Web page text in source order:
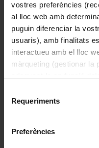
vostres preferències
al lloc web amb
puguin diferenciar la
usuaris), amb finalitats
interactueu amb el lloc
màrqueting (gestionar la
consultar laPolítica de
Requeriments
Preferències
Més informació
Nom:*
Correu electrònic:*
Consulta: *